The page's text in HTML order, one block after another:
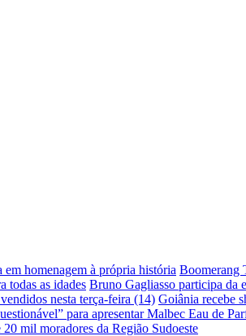
homenagem à própria história Boomerang
todas as idades Bruno Gagliasso participa da
nesta terça-feira (14) Goiânia recebe
para apresentar Malbec Eau de
mil moradores da Região Sudoeste